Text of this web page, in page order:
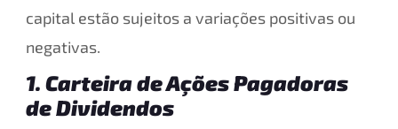
capital estão sujeitos a variações positivas ou
negativas.
1. Carteira de Ações Pagadoras
de Dividendos